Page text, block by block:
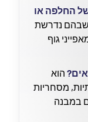
החלפה או
שבהם נדרשת
גוף
הוא
מסחריות
במבנה